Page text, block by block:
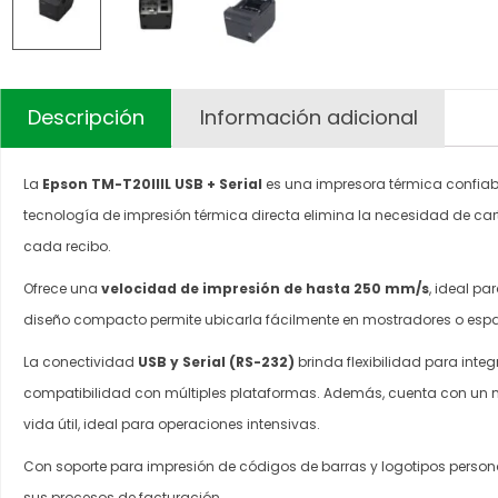
Descripción Información adicional
La Epson TM-T20IIIL USB + Serial es una impresora térmica
tecnología de impresión térmica directa elimina la necesidad de
cada recibo.
Ofrece una velocidad de impresión de hasta 250 mm/s, ideal
diseño compacto permite ubicarla fácilmente en mostradores o
La conectividad USB y Serial (RS-232) brinda flexibilidad para
compatibilidad con múltiples plataformas. Además, cuenta con
vida útil, ideal para operaciones intensivas.
Con soporte para impresión de códigos de barras y logotipos